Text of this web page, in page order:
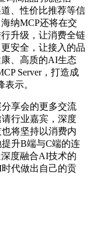
、性价比推荐等信
纳MCP还将在交
升级，让消费全链
安全，让接入的品
、高质的AI生态
Server，打造成
示。
享会的更多交流
行业嘉宾，深度
将坚持以消费内
升B端与C端的连
度融合AI技术的
代做出自己的贡